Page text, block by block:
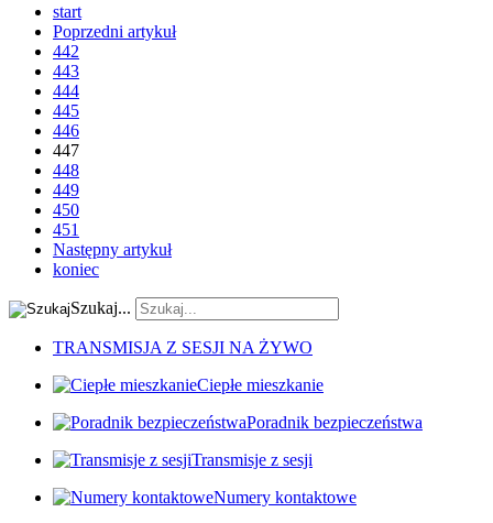
start
Poprzedni artykuł
442
443
444
445
446
447
448
449
450
451
Następny artykuł
koniec
Szukaj...
TRANSMISJA Z SESJI NA ŻYWO
Ciepłe mieszkanie
Poradnik bezpieczeństwa
Transmisje z sesji
Numery kontaktowe